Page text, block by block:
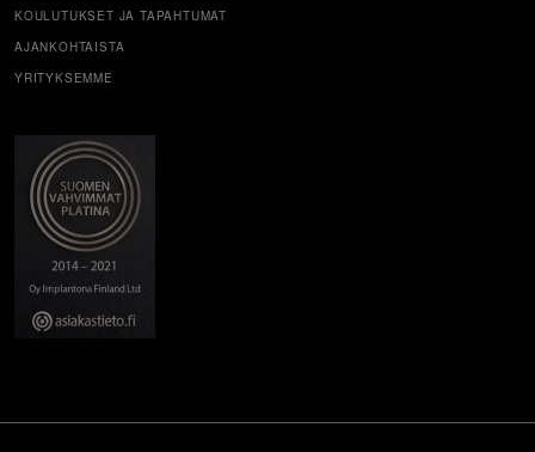
KOULUTUKSET JA TAPAHTUMAT
AJANKOHTAISTA
YRITYKSEMME